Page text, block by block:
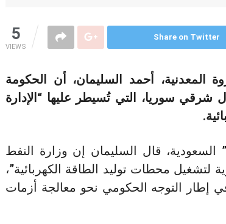
5
VIEWS
Share on Twitter
المعدنية، أحمد السليمان، أن الحكومة
سوريا، التي تُسيطر عليها “الإدارة
قال السليمان إن وزارة النفط
لتشغيل محطات توليد الطاقة الكهربائية”،
في إطار التوجه الحكومي نحو معالجة أزمات